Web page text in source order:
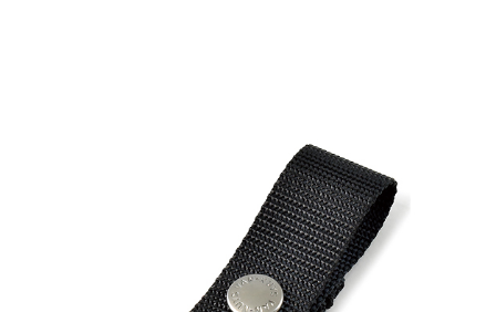
その他ケース
生産終了商品一覧
＜オーダーメイド生産可能＞